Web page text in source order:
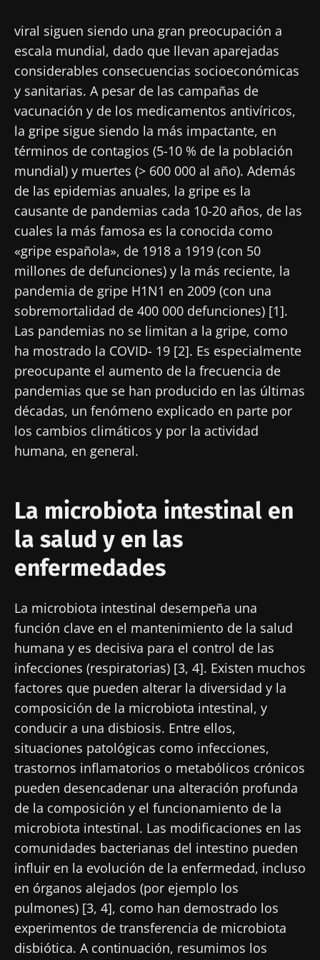
viral siguen siendo una gran preocupación a
escala mundial, dado que llevan aparejadas
considerables consecuencias socioeconómicas
y sanitarias. A pesar de las campañas de
vacunación y de los medicamentos antivíricos,
la gripe sigue siendo la más impactante, en
términos de contagios (5-10 % de la población
mundial) y muertes (> 600 000 al año). Además
de las epidemias anuales, la gripe es la
causante de pandemias cada 10-20 años, de las
cuales la más famosa es la conocida como
«gripe española», de 1918 a 1919 (con 50
millones de defunciones) y la más reciente, la
pandemia de gripe H1N1 en 2009 (con una
sobremortalidad de 400 000 defunciones) [1].
Las pandemias no se limitan a la gripe, como
ha mostrado la COVID- 19 [2]. Es especialmente
preocupante el aumento de la frecuencia de
pandemias que se han producido en las últimas
décadas, un fenómeno explicado en parte por
los cambios climáticos y por la actividad
humana, en general.
La microbiota intestinal en
la salud y en las
enfermedades
La microbiota intestinal desempeña una
función clave en el mantenimiento de la salud
humana y es decisiva para el control de las
infecciones (respiratorias) [3, 4]. Existen muchos
factores que pueden alterar la diversidad y la
composición de la microbiota intestinal, y
conducir a una disbiosis. Entre ellos,
situaciones patológicas como infecciones,
trastornos inflamatorios o metabólicos crónicos
pueden desencadenar una alteración profunda
de la composición y el funcionamiento de la
microbiota intestinal. Las modificaciones en las
comunidades bacterianas del intestino pueden
influir en la evolución de la enfermedad, incluso
en órganos alejados (por ejemplo los
pulmones) [3, 4], como han demostrado los
experimentos de transferencia de microbiota
disbiótica. A continuación, resumimos los